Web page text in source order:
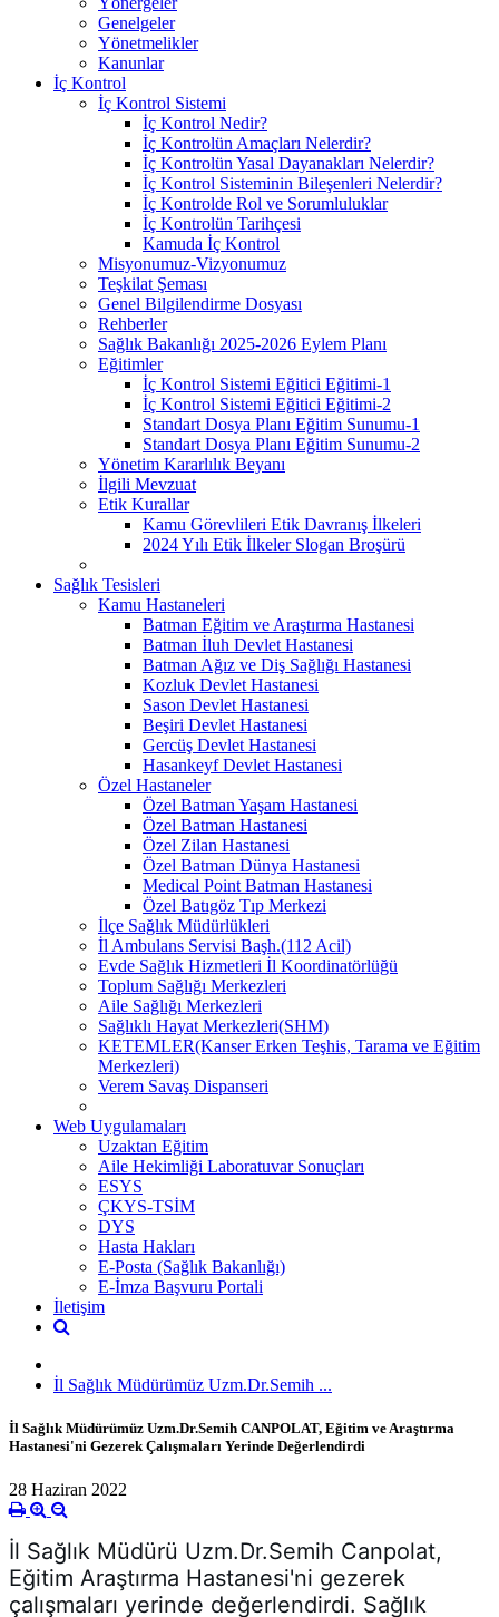
Genelgeler
Yönetmelikler
Kanunlar
İç Kontrol
İç Kontrol Sistemi
İç Kontrol Nedir?
İç Kontrolün Amaçları Nelerdir?
İç Kontrolün Yasal Dayanakları Nelerdir?
İç Kontrol Sisteminin Bileşenleri Nelerdir?
İç Kontrolde Rol ve Sorumluluklar
İç Kontrolün Tarihçesi
Kamuda İç Kontrol
Misyonumuz-Vizyonumuz
Teşkilat Şeması
Genel Bilgilendirme Dosyası
Rehberler
Sağlık Bakanlığı 2025-2026 Eylem Planı
Eğitimler
İç Kontrol Sistemi Eğitici Eğitimi-1
İç Kontrol Sistemi Eğitici Eğitimi-2
Standart Dosya Planı Eğitim Sunumu-1
Standart Dosya Planı Eğitim Sunumu-2
Yönetim Kararlılık Beyanı
İlgili Mevzuat
Etik Kurallar
Kamu Görevlileri Etik Davranış İlkeleri
2024 Yılı Etik İlkeler Slogan Broşürü
Sağlık Tesisleri
Kamu Hastaneleri
Batman Eğitim ve Araştırma Hastanesi
Batman İluh Devlet Hastanesi
Batman Ağız ve Diş Sağlığı Hastanesi
Kozluk Devlet Hastanesi
Sason Devlet Hastanesi
Beşiri Devlet Hastanesi
Gercüş Devlet Hastanesi
Hasankeyf Devlet Hastanesi
Özel Hastaneler
Özel Batman Yaşam Hastanesi
Özel Batman Hastanesi
Özel Zilan Hastanesi
Özel Batman Dünya Hastanesi
Medical Point Batman Hastanesi
Özel Batıgöz Tıp Merkezi
İlçe Sağlık Müdürlükleri
İl Ambulans Servisi Başh.(112 Acil)
Evde Sağlık Hizmetleri İl Koordinatörlüğü
Toplum Sağlığı Merkezleri
Aile Sağlığı Merkezleri
Sağlıklı Hayat Merkezleri(SHM)
KETEMLER(Kanser Erken Teşhis, Tarama ve Eğitim
Merkezleri)
Verem Savaş Dispanseri
Web Uygulamaları
Uzaktan Eğitim
Aile Hekimliği Laboratuvar Sonuçları
ESYS
ÇKYS-TSİM
DYS
Hasta Hakları
E-Posta (Sağlık Bakanlığı)
E-İmza Başvuru Portali
İletişim
İl Sağlık Müdürümüz Uzm.Dr.Semih ...
İl Sağlık Müdürümüz Uzm.Dr.Semih CANPOLAT, Eğitim ve Araştırma
Hastanesi'ni Gezerek Çalışmaları Yerinde Değerlendirdi
28 Haziran 2022
İl Sağlık Müdürü Uzm.Dr.Semih Canpolat,
Eğitim Araştırma Hastanesi'ni gezerek
çalışmaları yerinde değerlendirdi. Sağlık